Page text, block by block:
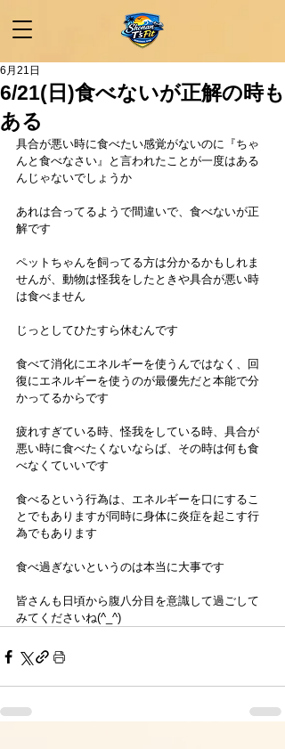
6/21(日)食べないが正解の時も
ある
6月21日
具合が悪い時に食べたい感覚がないのに『ちゃ
んと食べなさい』と言われたことが一度はある
んじゃないでしょうか
あれは合ってるようで間違いで、食べないが正
解です
ペットちゃんを飼ってる方は分かるかもしれま
せんが、動物は怪我をしたときや具合が悪い時
は食べません
じっとしてひたすら休むんです
食べて消化にエネルギーを使うんではなく、回
復にエネルギーを使うのが最優先だと本能で分
かってるからです
疲れすぎている時、怪我をしている時、具合が
悪い時に食べたくないならば、その時は何も食
べなくていいです
食べるという行為は、エネルギーを口にするこ
とでもありますが同時に身体に炎症を起こす行
為でもあります
食べ過ぎないというのは本当に大事です
皆さんも日頃から腹八分目を意識して過ごして
みてくださいね(^_^)